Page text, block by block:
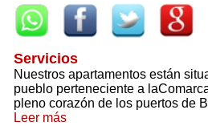
Servicios
Nuestros apartamentos están
pueblo perteneciente a
pleno corazón de los puertos de
Leer más